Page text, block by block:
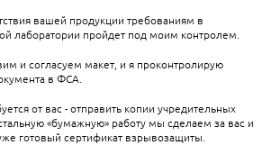
вашей продукции требованиям в
лаборатории пройдет под моим контролем.
и согласуем макет, и я проконтролирую
в ФСА.
от вас - отправить копии учредительных
«бумажную» работу мы сделаем за вас и
готовый сертификат взрывозащиты.